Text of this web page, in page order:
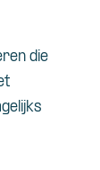
die